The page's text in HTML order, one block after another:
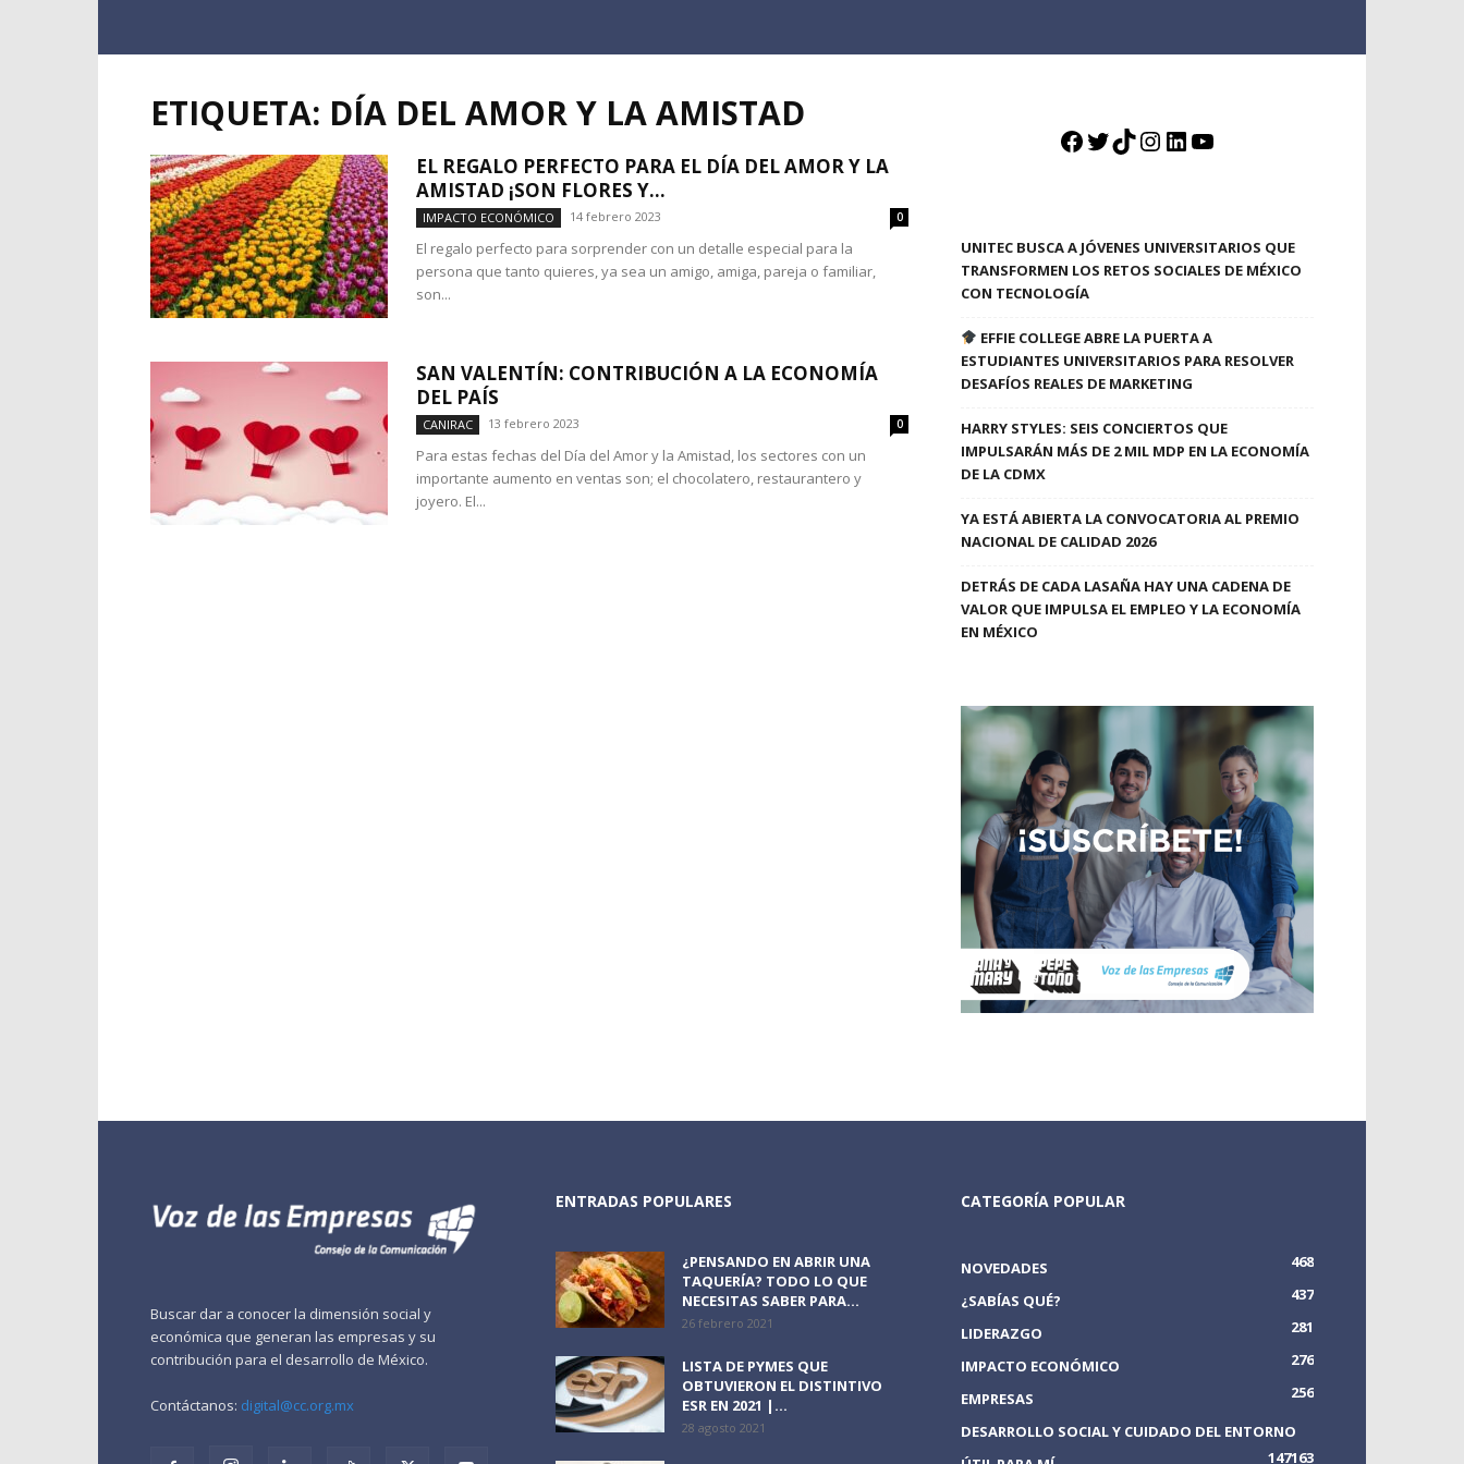
ETIQUETA: DÍA DEL AMOR Y LA AMISTAD
EL REGALO PERFECTO PARA EL DÍA DEL AMOR Y LA
AMISTAD ¡SON FLORES Y...
IMPACTO ECONÓMICO 14 febrero 2023 0
El regalo perfecto para sorprender con un detalle especial para la
persona que tanto quieres, ya sea un amigo, amiga, pareja o familiar,
son...
SAN VALENTÍN: CONTRIBUCIÓN A LA ECONOMÍA
DEL PAÍS
CANIRAC 13 febrero 2023 0
Para estas fechas del Día del Amor y la Amistad, los sectores con un
importante aumento en ventas son; el chocolatero, restaurantero y
joyero. El...
Facebook
Twitter
TikTok
Instagram
LinkedIn
YouTube
UNITEC BUSCA A JÓVENES UNIVERSITARIOS QUE
TRANSFORMEN LOS RETOS SOCIALES DE MÉXICO
CON TECNOLOGÍA
EFFIE COLLEGE ABRE LA PUERTA A
ESTUDIANTES UNIVERSITARIOS PARA RESOLVER
DESAFÍOS REALES DE MARKETING
HARRY STYLES: SEIS CONCIERTOS QUE
IMPULSARÁN MÁS DE 2 MIL MDP EN LA ECONOMÍA
DE LA CDMX
YA ESTÁ ABIERTA LA CONVOCATORIA AL PREMIO
NACIONAL DE CALIDAD 2026
DETRÁS DE CADA LASAÑA HAY UNA CADENA DE
VALOR QUE IMPULSA EL EMPLEO Y LA ECONOMÍA
EN MÉXICO
Buscar dar a conocer la dimensión social y
económica que generan las empresas y su
contribución para el desarrollo de México.
Contáctanos: digital@cc.org.mx
ENTRADAS POPULARES
¿PENSANDO EN ABRIR UNA
TAQUERÍA? TODO LO QUE
NECESITAS SABER PARA...
26 febrero 2021
LISTA DE PYMES QUE
OBTUVIERON EL DISTINTIVO
ESR EN 2021 |...
28 agosto 2021
CATEGORÍA POPULAR
NOVEDADES
468
¿SABÍAS QUÉ?
437
LIDERAZGO
281
IMPACTO ECONÓMICO
276
EMPRESAS
256
DESARROLLO SOCIAL Y CUIDADO DEL ENTORNO
163
147